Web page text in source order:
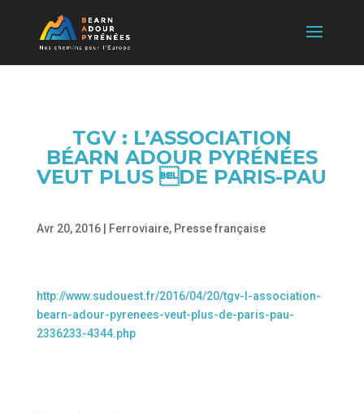
TGV : L’ASSOCIATION
BÉARN ADOUR PYRÉNÉES
VEUT PLUS DE PARIS-PAU
Avr 20, 2016| Ferroviaire, Presse française
http://www.sudouest.fr/2016/04/20/tgv-l-association-
bearn-adour-pyrenees-veut-plus-de-paris-pau-
2336233-4344.php